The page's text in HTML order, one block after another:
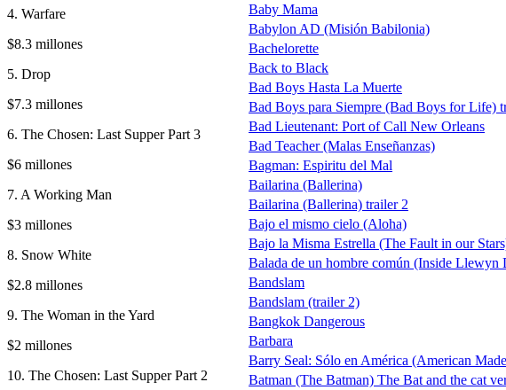
4. Warfare
$8.3 millones
5. Drop
$7.3 millones
6. The Chosen: Last Supper Part 3
$6 millones
7. A Working Man
$3 millones
8. Snow White
$2.8 millones
9. The Woman in the Yard
$2 millones
10. The Chosen: Last Supper Part 2
Baby Mama
Babylon AD (Misión Babilonia)
Bachelorette
Back to Black
Bad Boys Hasta La Muerte
Bad Boys para Siempre (Bad Boys for Life)
Bad Lieutenant: Port of Call New Orleans
Bad Teacher (Malas Enseñanzas)
Bagman: Espiritu del Mal
Bailarina (Ballerina)
Bailarina (Ballerina) trailer 2
Bajo el mismo cielo (Aloha)
Bajo la Misma Estrella (The Fault in our
Balada de un hombre común (Inside Llewyn
Bandslam
Bandslam (trailer 2)
Bangkok Dangerous
Barbara
Barry Seal: Sólo en América (American
Batman (The Batman) The Bat and the cat